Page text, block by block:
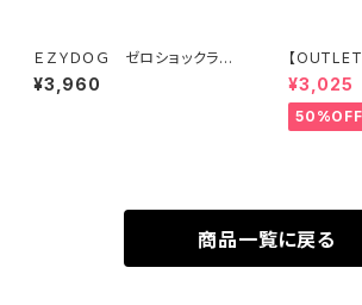
ＥＺＹＤＯＧ ゼロショックライト
１２０ｃｍ（全7色）
¥3,960
【
ＤＯＧ ヴ
¥3,025
50%OFF
商品一覧に戻る